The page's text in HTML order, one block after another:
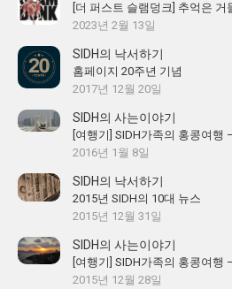
[더 퍼스트 슬램덩크] 추억은 거
2023년 2월 13일
SIDH의 낙서하기
홈페이지 20주년 기념
2017년 12월 20일
SIDH의 사는이야기
[여행기] SIDH가족의 홍콩여
2016년 1월 8일
SIDH의 낙서하기
2015년 SIDH의 10대 뉴스
2015년 12월 31일
SIDH의 사는이야기
[여행기] SIDH가족의 홍콩여행
2015년 12월 28일